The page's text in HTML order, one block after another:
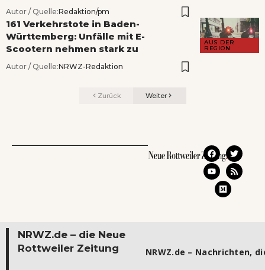
Autor / Quelle:Redaktion/pm
AUS DER
REGION
161 Verkehrstote in Baden-
Württemberg: Unfälle mit E-
Scootern nehmen stark zu
Autor / Quelle:NRWZ-Redaktion
Zurück Weiter
NRWZ.de – die Neue
Rottweiler Zeitung
NRWZ.de – Nachrichten,